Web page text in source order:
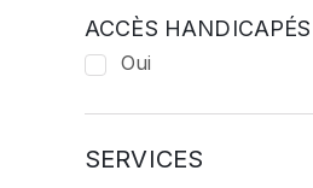
ACCÈS HANDICAPÉS
Oui
SERVICES